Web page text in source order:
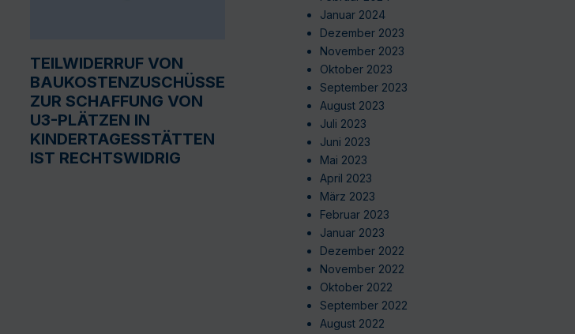
TEILWIDERRUF VON
BAUKOSTENZUSCHÜSSEN
ZUR SCHAFFUNG VON
U3-PLÄTZEN IN
KINDERTAGESSTÄTTEN
IST RECHTSWIDRIG
Januar 2024
Dezember 2023
November 2023
Oktober 2023
September 2023
August 2023
Juli 2023
Juni 2023
Mai 2023
April 2023
März 2023
Februar 2023
Januar 2023
Dezember 2022
November 2022
Oktober 2022
September 2022
August 2022